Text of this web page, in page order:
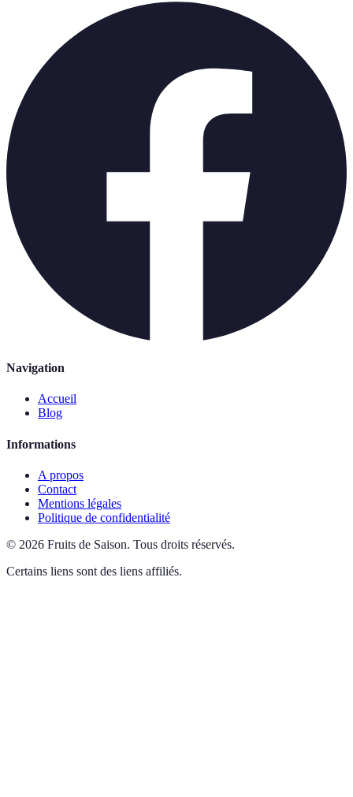
Navigation
Accueil
Blog
Informations
A propos
Contact
Mentions légales
Politique de confidentialité
© 2026 Fruits de Saison. Tous droits réservés.
Certains liens sont des liens affiliés.